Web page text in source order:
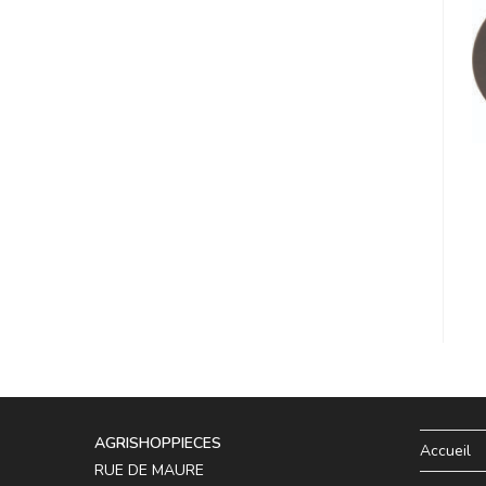
AGRISHOPPIECES
RUE DE MAURE
Accueil